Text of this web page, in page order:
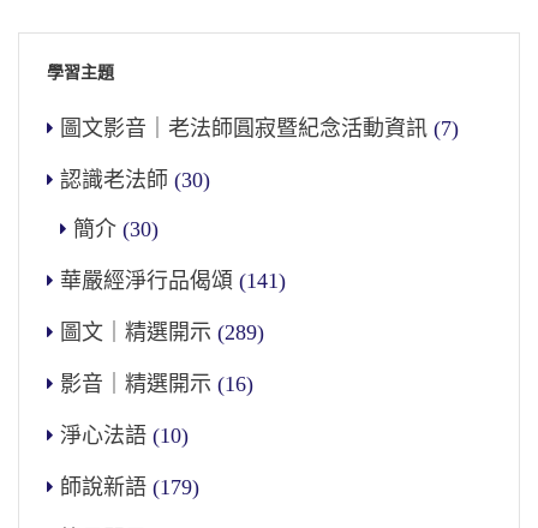
學習主題
圖文影音｜老法師圓寂暨紀念活動資訊 (7)
認識老法師 (30)
簡介 (30)
華嚴經淨行品偈頌 (141)
圖文｜精選開示 (289)
影音｜精選開示 (16)
淨心法語 (10)
師說新語 (179)